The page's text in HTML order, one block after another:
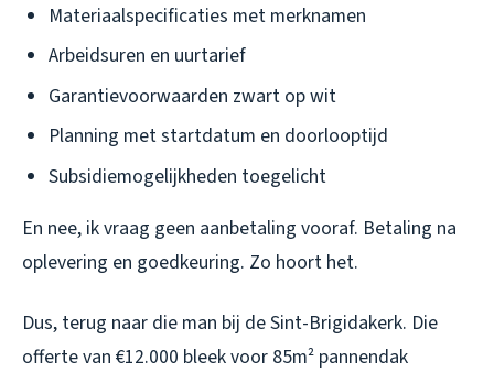
Materiaalspecificaties met merknamen
Arbeidsuren en uurtarief
Garantievoorwaarden zwart op wit
Planning met startdatum en doorlooptijd
Subsidiemogelijkheden toegelicht
En nee, ik vraag geen aanbetaling vooraf. Betaling na
oplevering en goedkeuring. Zo hoort het.
Dus, terug naar die man bij de Sint-Brigidakerk. Die
offerte van €12.000 bleek voor 85m² pannendak